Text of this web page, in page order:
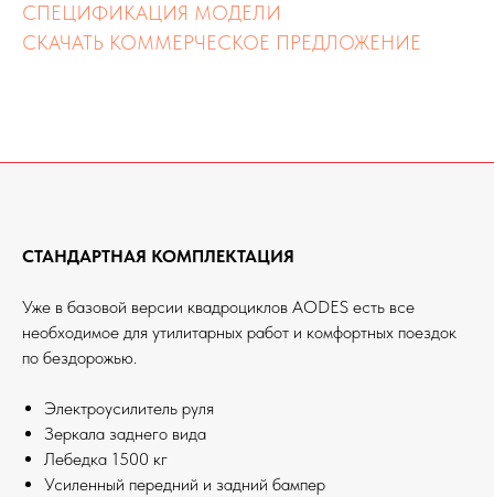
СПЕЦИФИКАЦИЯ МОДЕЛИ
СКАЧАТЬ КОММЕРЧЕСКОЕ ПРЕДЛОЖЕНИЕ
СТАНДАРТНАЯ КОМПЛЕКТАЦИЯ
Уже в базовой версии квадроциклов AODES есть все
необходимое для утилитарных работ и комфортных поездок
по бездорожью.
Электроусилитель руля
Зеркала заднего вида
Лебедка 1500 кг
Усиленный передний и задний бампер